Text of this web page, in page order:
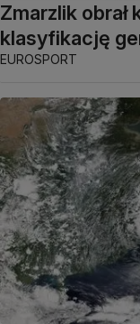
Zmarzlik obrał
klasyfikację
EUROSPORT